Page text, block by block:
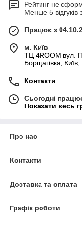
Рейтинг не
Менше 5 відгуків
Працює з
м. Київ
ТЦ 4ROOM вул.
Борщагівка, Київ,
Контакти
Сьогодні
Показати весь
Про нас
Контакти
Доставка та оплата
Графік роботи